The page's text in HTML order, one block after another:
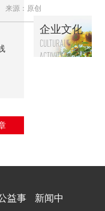
源：原创
企业文化
CULTURAL
ACTIVITY
益事 新闻中